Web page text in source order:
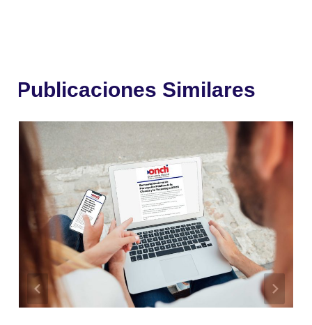
Publicaciones Similares